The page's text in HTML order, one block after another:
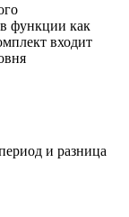
функции как
входит
и разница